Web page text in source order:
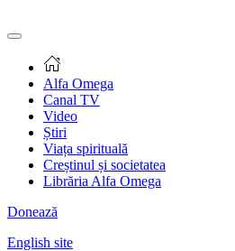
Alfa Omega
Canal TV
Video
Știri
Viața spirituală
Creștinul și societatea
Librăria Alfa Omega
Donează
English site